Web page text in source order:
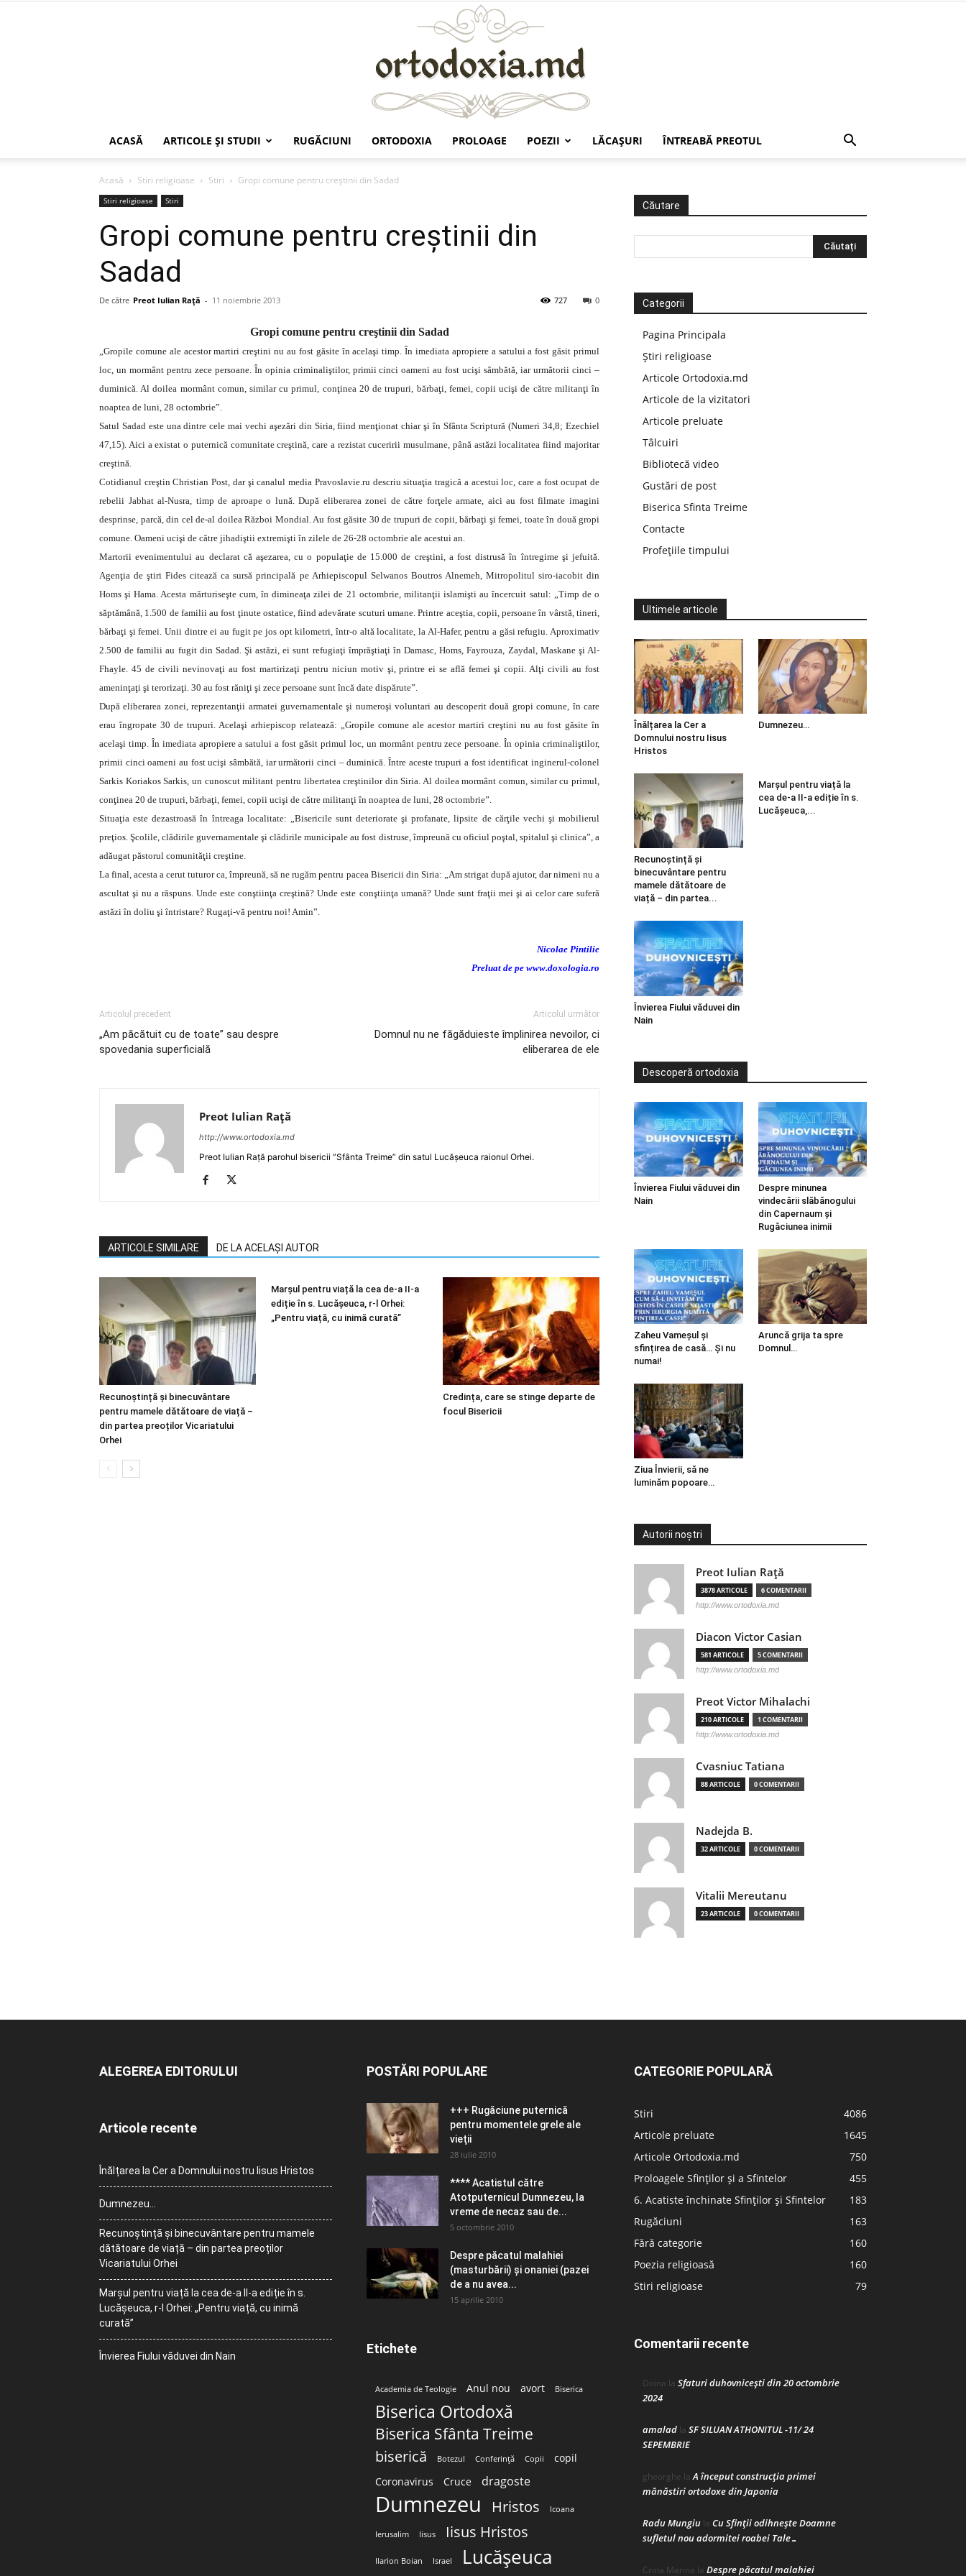
ACASĂ ARTICOLE ŞI STUDII RUGĂCIUNI ORTODOXIA PROLOAGE POEZII LĂCAŞURI ÎNTREABĂ PREOTUL
Acasă Stiri religioase Stiri Gropi comune pentru creştinii din Sadad
Stiri religioase Stiri
Gropi comune pentru creştinii din
Sadad
De către Preot Iulian Raţă - 11 noiembrie 2013 0
727
Gropi comune pentru creştinii din Sadad
„Gropile comune ale acestor martiri creştini nu au fost găsite în acelaşi timp. În imediata apropiere a satului a fost găsit primul
loc, un mormânt pentru zece persoane. În opinia criminaliştilor, primii cinci oameni au fost ucişi sâmbătă, iar următorii cinci –
duminică. Al doilea mormânt comun, similar cu primul, conţinea 20 de trupuri, bărbaţi, femei, copii ucişi de către militanţi în
noaptea de luni, 28 octombrie”.
Satul Sadad este una dintre cele mai vechi aşezări din Siria, fiind menţionat chiar şi în Sfânta Scriptură (Numeri 34,8; Ezechiel
47,15). Aici a existat o puternică comunitate creştină, care a rezistat cuceririi musulmane, până astăzi localitatea fiind majoritar
creştină.
Cotidianul creştin Christian Post, dar şi canalul media Pravoslavie.ru descriu situaţia tragică a acestui loc, care a fost ocupat de
rebelii Jabhat al-Nusra, timp de aproape o lună. După eliberarea zonei de către forţele armate, aici au fost filmate imagini
desprinse, parcă, din cel de-al doilea Război Mondial. Au fost găsite 30 de trupuri de copii, bărbaţi şi femei, toate în două gropi
comune. Oameni ucişi de către jihadiştii extremişti în zilele de 26-28 octombrie ale acestui an.
Martorii evenimentului au declarat că aşezarea, cu o populaţie de 15.000 de creştini, a fost distrusă în întregime şi jefuită.
Agenţia de ştiri Fides citează ca sursă principală pe Arhiepiscopul Selwanos Boutros Alnemeh, Mitropolitul siro-iacobit din
Homs şi Hama. Acesta mărturiseşte cum, în dimineaţa zilei de 21 octombrie, militanţii islamişti au încercuit satul: „Timp de o
săptămână, 1.500 de familii au fost ţinute ostatice, fiind adevărate scuturi umane. Printre aceştia, copii, persoane în vârstă, tineri,
bărbaţi şi femei. Unii dintre ei au fugit pe jos opt kilometri, într-o altă localitate, la Al-Hafer, pentru a găsi refugiu. Aproximativ
2.500 de familii au fugit din Sadad. Şi astăzi, ei sunt refugiaţi împrăştiaţi în Damasc, Homs, Fayrouza, Zaydal, Maskane şi Al-
Fhayle. 45 de civili nevinovaţi au fost martirizaţi pentru niciun motiv şi, printre ei se află femei şi copii. Alţi civili au fost
ameninţaţi şi terorizaţi. 30 au fost răniţi şi zece persoane sunt încă date dispărute”.
După eliberarea zonei, reprezentanţii armatei guvernamentale şi numeroşi voluntari au descoperit două gropi comune, în care
erau îngropate 30 de trupuri. Acelaşi arhiepiscop relatează: „Gropile comune ale acestor martiri creştini nu au fost găsite în
acelaşi timp. În imediata apropiere a satului a fost găsit primul loc, un mormânt pentru zece persoane. În opinia criminaliştilor,
primii cinci oameni au fost ucişi sâmbătă, iar următorii cinci – duminică. Între aceste trupuri a fost identificat inginerul-colonel
Sarkis Koriakos Sarkis, un cunoscut militant pentru libertatea creştinilor din Siria. Al doilea mormânt comun, similar cu primul,
conţinea 20 de trupuri, bărbaţi, femei, copii ucişi de către militanţi în noaptea de luni, 28 octombrie”.
Situaţia este dezastroasă în întreaga localitate: „Bisericile sunt deteriorate şi profanate, lipsite de cărţile vechi şi mobilierul
preţios. Şcolile, clădirile guvernamentale şi clădirile municipale au fost distruse, împreună cu oficiul poştal, spitalul şi clinica”, a
adăugat păstorul comunităţii creştine.
La final, acesta a cerut tuturor ca, împreună, să ne rugăm pentru pacea Bisericii din Siria: „Am strigat după ajutor, dar nimeni nu a
ascultat şi nu a răspuns. Unde este conştiinţa creştină? Unde este conştiinţa umană? Unde sunt fraţii mei şi ai celor care suferă
astăzi în doliu şi întristare? Rugaţi-vă pentru noi! Amin”.
Nicolae Pintilie
Preluat de pe www.doxologia.ro
Articolul precedent
„Am păcătuit cu de toate” sau despre
spovedania superficială
Articolul următor
Domnul nu ne făgăduieste împlinirea nevoilor, ci
eliberarea de ele
Preot Iulian Raţă
http://www.ortodoxia.md
Preot Iulian Rață parohul bisericii ”Sfânta Treime” din satul Lucășeuca raionul Orhei.
ARTICOLE SIMILARE DE LA ACELAȘI AUTOR
Recunoștință și binecuvântare
pentru mamele dătătoare de viață –
din partea preoților Vicariatului
Orhei
Marșul pentru viață la cea de-a II-a
ediție în s. Lucășeuca, r-l Orhei:
„Pentru viață, cu inimă curată”
Credința, care se stinge departe de
focul Bisericii
Căutare
Categorii
Pagina Principala
Știri religioase
Articole Ortodoxia.md
Articole de la vizitatori
Articole preluate
Tâlcuiri
Bibliotecă video
Gustări de post
Biserica Sfinta Treime
Contacte
Profețiile timpului
Ultimele articole
Înălțarea la Cer a
Domnului nostru Iisus
Hristos
Dumnezeu…
Recunoștință și
binecuvântare pentru
mamele dătătoare de
viață – din partea...
Marșul pentru viață la
cea de-a II-a ediție în s.
Lucășeuca,...
Învierea Fiului văduvei din
Nain
Descoperă ortodoxia
Învierea Fiului văduvei din
Nain
Despre minunea
vindecării slăbănogului
din Capernaum și
Rugăciunea inimii
Zaheu Vameșul și
sfințirea de casă… Și nu
numai!
Aruncă grija ta spre
Domnul…
Ziua Învierii, să ne
luminăm popoare…
Autorii noștri
Preot Iulian Raţă
3878 ARTICOLE 6 COMENTARII
http://www.ortodoxia.md
Diacon Victor Casian
581 ARTICOLE 5 COMENTARII
http://www.ortodoxia.md
Preot Victor Mihalachi
210 ARTICOLE 1 COMENTARII
http://www.ortodoxia.md
Cvasniuc Tatiana
88 ARTICOLE 0 COMENTARII
Nadejda B.
32 ARTICOLE 0 COMENTARII
Vitalii Mereutanu
23 ARTICOLE 0 COMENTARII
ALEGEREA EDITORULUI
Articole recente
Înălțarea la Cer a Domnului nostru Iisus Hristos
Dumnezeu…
Recunoștință și binecuvântare pentru mamele
dătătoare de viață – din partea preoților
Vicariatului Orhei
Marșul pentru viață la cea de-a II-a ediție în s.
Lucășeuca, r-l Orhei: „Pentru viață, cu inimă
curată”
Învierea Fiului văduvei din Nain
POSTĂRI POPULARE
+++ Rugăciune puternică
pentru momentele grele ale
vieţii
28 iulie 2010
**** Acatistul către
Atotputernicul Dumnezeu, la
vreme de necaz sau de...
5 octombrie 2010
Despre păcatul malahiei
(masturbării) şi onaniei (pazei
de a nu avea...
15 aprilie 2010
Etichete
Academia de Teologie Anul nou avort Biserica
Biserica Ortodoxă
Biserica Sfânta Treime
biserică Botezul Conferință Copii
copil
Coronavirus
Cruce dragoste
Dumnezeu Hristos Icoana
Ierusalim Iisus Iisus Hristos
Ilarion Boian Israel Lucășeuca
CATEGORIE POPULARĂ
Stiri
4086
Articole preluate
1645
Articole Ortodoxia.md
750
Proloagele Sfinților și a Sfintelor
455
6. Acatiste închinate Sfinților și Sfintelor
183
Rugăciuni
163
Fără categorie
160
Poezia religioasă
160
Stiri religioase
79
Comentarii recente
Doina la Sfaturi duhovnicești din 20 octombrie
2024
amalad la SF SILUAN ATHONITUL -11/ 24
SEPEMBRIE
gheorghe laA început construcţia primei
mănăstiri ortodoxe din Japonia
Radu Mungiu la Cu Sfinții odihnește Doamne
sufletul nou adormitei roabei Tale…
Crina Marina la Despre păcatul malahiei